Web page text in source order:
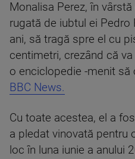
Monalisa Perez, în
rugată de iubtul ei Pedro
ani, să tragă spre el cu
centimetri, crezând că
o enciclopedie -menit să
BBC News.
Cu toate acestea, el a
a pledat vinovată pentru
loc în luna iunie a anului